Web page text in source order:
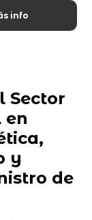
info
Sector
en
y
de